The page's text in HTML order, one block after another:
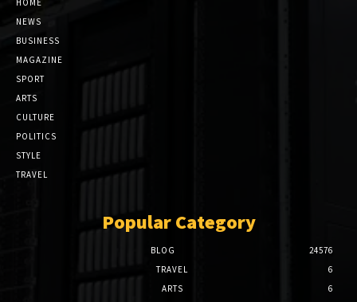
HOME
NEWS
BUSINESS
MAGAZINE
SPORT
ARTS
CULTURE
POLITICS
STYLE
TRAVEL
Popular Category
BLOG
24576
TRAVEL
6
ARTS
6